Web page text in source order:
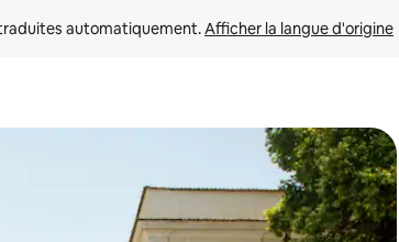
automatiquement. Afficher la langue d'origine